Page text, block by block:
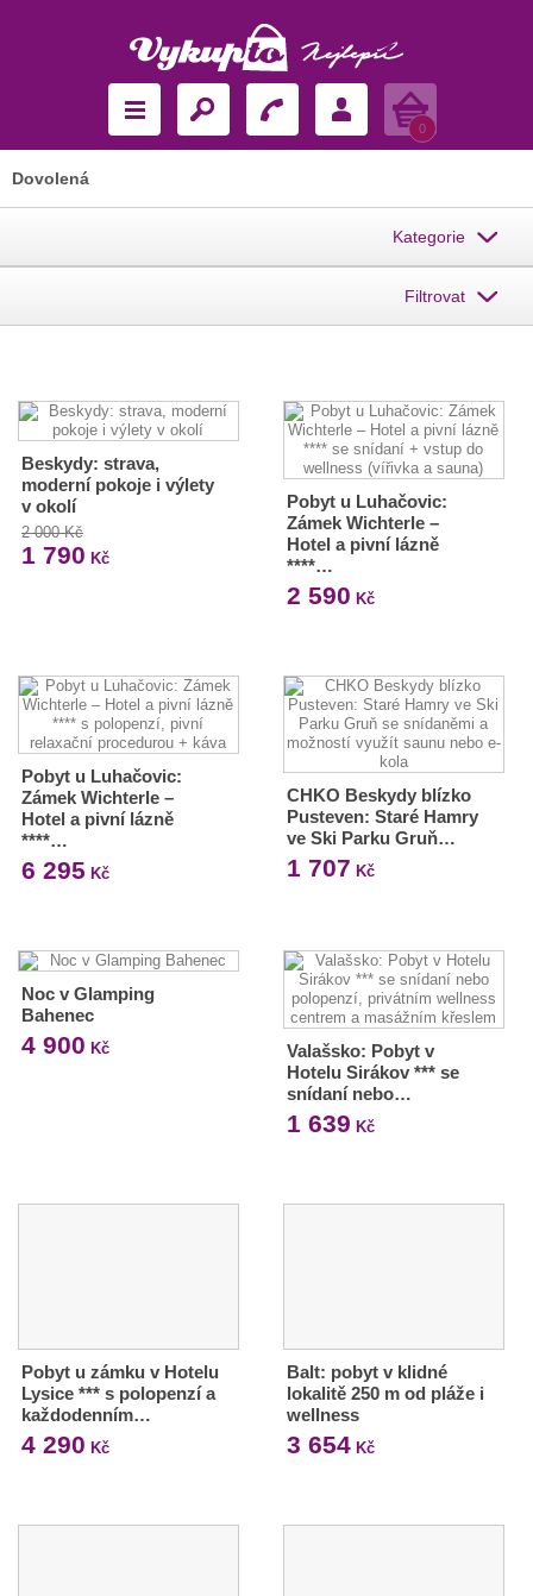
Košík
0
Dovolená
Kategorie
Filtrovat
Beskydy: strava,
moderní pokoje i výlety
v okolí
2 000 Kč
1 790 Kč
Pobyt u Luhačovic:
Zámek Wichterle –
Hotel a pivní lázně
****…
2 590 Kč
Pobyt u Luhačovic:
Zámek Wichterle –
Hotel a pivní lázně
****…
6 295 Kč
CHKO Beskydy blízko
Pusteven: Staré Hamry
ve Ski Parku Gruň…
1 707 Kč
Noc v Glamping
Bahenec
4 900 Kč
Valašsko: Pobyt v
Hotelu Sirákov *** se
snídaní nebo…
1 639 Kč
Pobyt u zámku v Hotelu
Lysice *** s polopenzí a
každodenním…
4 290 Kč
Balt: pobyt v klidné
lokalitě 250 m od pláže i
wellness
3 654Kč